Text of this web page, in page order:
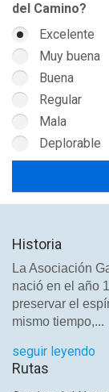
del Camino?
Excelente
Muy buena
Buena
Regular
Mala
Deplorable
Historia
La Asociación
nació en el año
preservar el
mismo tiempo,...
seguir leyendo
Rutas